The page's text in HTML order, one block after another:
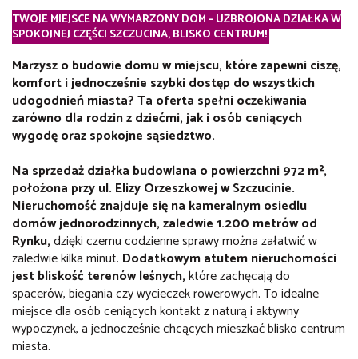
TWOJE MIEJSCE NA WYMARZONY DOM – UZBROJONA DZIAŁKA W
SPOKOJNEJ CZĘŚCI SZCZUCINA, BLISKO CENTRUM!
Marzysz o budowie domu w miejscu, które zapewni ciszę,
komfort i jednocześnie szybki dostęp do wszystkich
udogodnień miasta? Ta oferta spełni oczekiwania
zarówno dla rodzin z dziećmi, jak i osób ceniących
wygodę oraz spokojne sąsiedztwo.
Na sprzedaż działka budowlana o powierzchni 972 m²,
położona przy ul. Elizy Orzeszkowej w Szczucinie.
Nieruchomość znajduje się na kameralnym osiedlu
domów jednorodzinnych, zaledwie 1.200 metrów od
Rynku,dzięki czemu codzienne sprawy można załatwić w
zaledwie kilka minut. Dodatkowym atutem nieruchomości
jest bliskość terenów leśnych,które zachęcają do
spacerów, biegania czy wycieczek rowerowych. To idealne
miejsce dla osób ceniących kontakt z naturą i aktywny
wypoczynek, a jednocześnie chcących mieszkać blisko centrum
miasta.